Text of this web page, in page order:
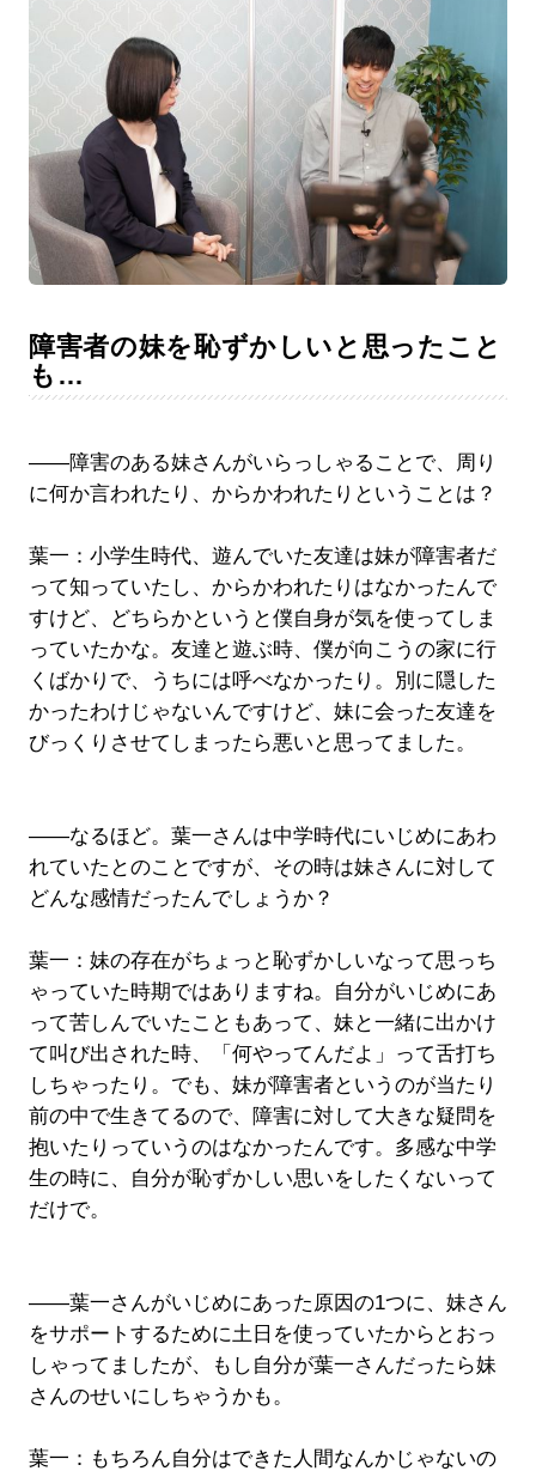
障害者の妹を恥ずかしいと思ったこと
も…
――障害のある妹さんがいらっしゃることで、周り
に何か言われたり、からかわれたりということは？
葉一：小学生時代、遊んでいた友達は妹が障害者だ
って知っていたし、からかわれたりはなかったんで
すけど、どちらかというと僕自身が気を使ってしま
っていたかな。友達と遊ぶ時、僕が向こうの家に行
くばかりで、うちには呼べなかったり。別に隠した
かったわけじゃないんですけど、妹に会った友達を
びっくりさせてしまったら悪いと思ってました。
――なるほど。葉一さんは中学時代にいじめにあわ
れていたとのことですが、その時は妹さんに対して
どんな感情だったんでしょうか？
葉一：妹の存在がちょっと恥ずかしいなって思っち
ゃっていた時期ではありますね。自分がいじめにあ
って苦しんでいたこともあって、妹と一緒に出かけ
て叫び出された時、「何やってんだよ」って舌打ち
しちゃったり。でも、妹が障害者というのが当たり
前の中で生きてるので、障害に対して大きな疑問を
抱いたりっていうのはなかったんです。多感な中学
生の時に、自分が恥ずかしい思いをしたくないって
だけで。
――葉一さんがいじめにあった原因の1つに、妹さん
をサポートするために土日を使っていたからとおっ
しゃってましたが、もし自分が葉一さんだったら妹
さんのせいにしちゃうかも。
葉一：もちろん自分はできた人間なんかじゃないの